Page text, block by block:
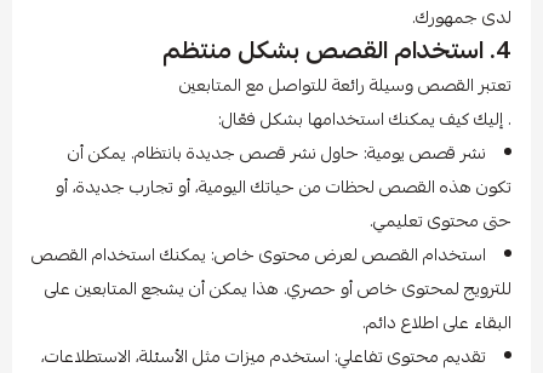
لدى جمهورك.
4. استخدام القصص بشكل منتظم
تعتبر القصص وسيلة رائعة للتواصل مع المتابعين
. إليك كيف يمكنك استخدامها بشكل فعّال:
نشر قصص يومية: حاول نشر قصص جديدة بانتظام. يمكن أن
تكون هذه القصص لحظات من حياتك اليومية، أو تجارب جديدة، أو
حتى محتوى تعليمي.
استخدام القصص لعرض محتوى خاص: يمكنك استخدام القصص
للترويج لمحتوى خاص أو حصري. هذا يمكن أن يشجع المتابعين على
البقاء على اطلاع دائم.
تقديم محتوى تفاعلي: استخدم ميزات مثل الأسئلة، الاستطلاعات،